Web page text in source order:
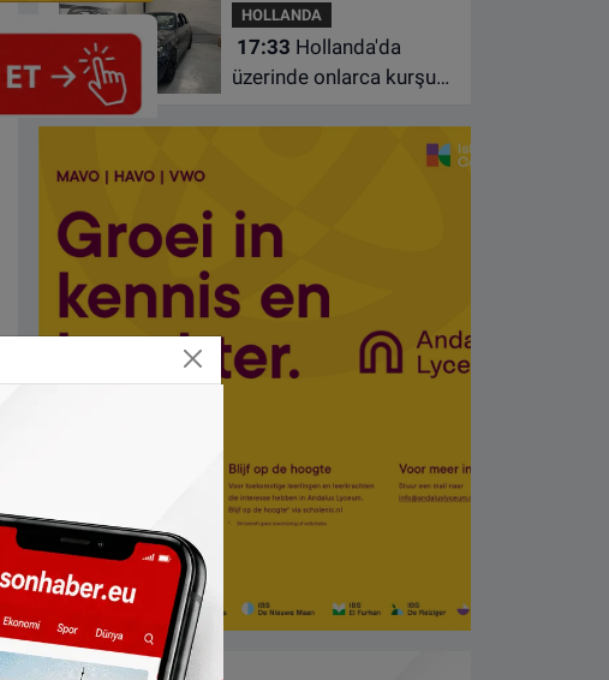
iyileşmediği bulundu
HOLLANDA
17:33
üzerinde onlarca kurşun